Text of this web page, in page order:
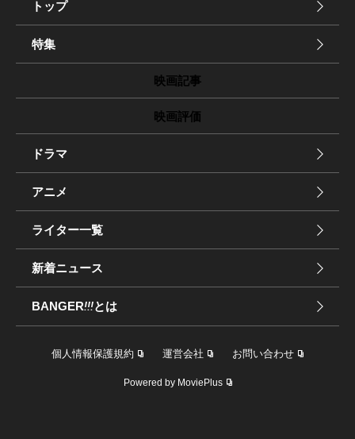
トップ
特集
映画記事
映画評価
ドラマ
アニメ
ライター一覧
新着ニュース
BANGER!!!とは
個人情報保護規約 運営会社 お問い合わせ
Powered by MoviePlus